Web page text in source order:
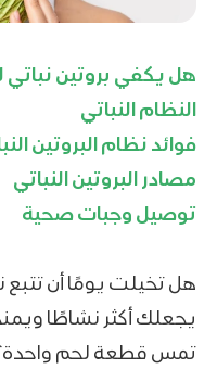
هل يكفي بروتين نباتي
النظام النباتي
فوائد نظام البروتين
مصادر البروتين النباتي
توصيل وجبات صحية
هل تخيلت يومًا أن تتبع
يجعلك أكثر نشاطًا
تمس قطعة لحم